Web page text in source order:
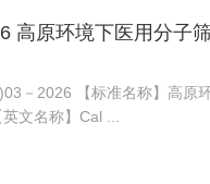
高原环境下医用分子
－2026 【标准名称】高原
文名称】Cal ...